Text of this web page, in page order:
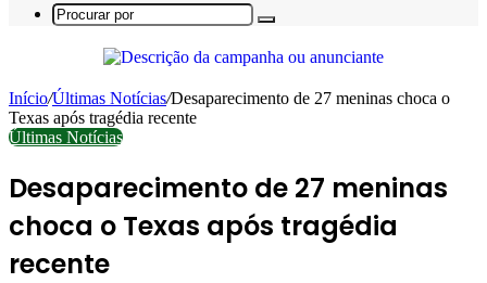
skin
Procurar
Início/Últimas Notícias/Desaparecimento de 27 meninas choca o
Texas após tragédia recente
Últimas Notícias
Desaparecimento de 27 meninas
choca o Texas após tragédia
recente